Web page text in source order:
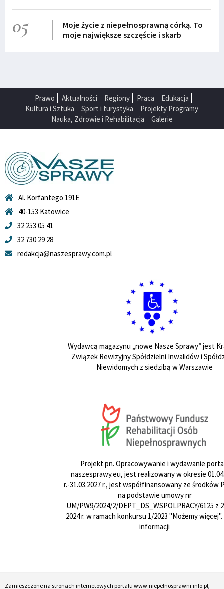
05
Moje życie z niepełnosprawną córką. To
moje największe szczęście i skarb
Prawo Aktualności Regiony Praca
Edukacja
Kultura i Sztuka
Sport i turystyka
Projekty Programy
Nauka, Zdrowie i Rehabilitacja
Galerie
Al. Korfantego 191E
40-153 Katowice
32 253 05 41
32 730 29 28
redakcja@naszesprawy.com.pl
Wydawcą magazynu „nowe Nasze Sprawy” jest
Związek Rewizyjny Spółdzielni Inwalidów i
Niewidomych z siedzibą w Warszawie
Projekt pn. Opracowywanie i wydawanie
naszesprawy.eu, jest realizowany w okresie
r.-31.03.2027 r., jest współfinansowany ze środków
na podstawie umowy nr
UM/PW9/2024/2/DEPT_DS_WSPOLPRACY/6125 z
2024 r. w ramach konkursu 1/2023 "Możemy więcej".
informacji
Zamieszczone na stronach internetowych portalu www.niepelnosprawni.info.pl,